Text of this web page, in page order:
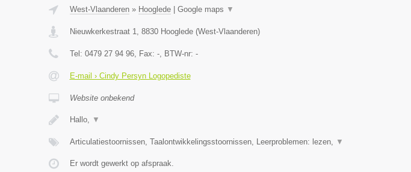
West-Vlaanderen» Hooglede| Google maps ▼
Nieuwkerkestraat 1, 8830 Hooglede(West-Vlaanderen)
Tel: 0479 27 94 96, Fax: -, BTW-nr: -
E-mail › Cindy Persyn Logopediste
Website onbekend
Hallo, ▼
Articulatiestoornissen, Taalontwikkelingsstoornissen, Leerproblemen: lezen, ▼
Er wordt gewerkt op afspraak.